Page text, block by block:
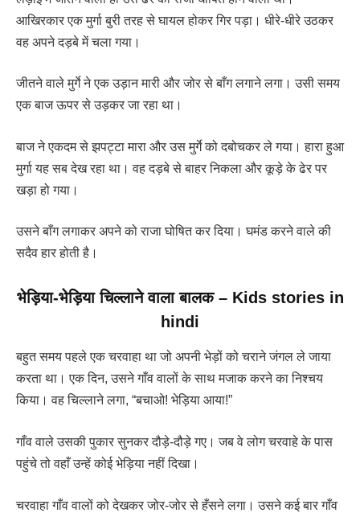
आखिरकार एक मुर्गा बुरी तरह से घायल होकर गिर पड़ा। धीरे-धीरे उठकर
वह अपने दड़बे में चला गया।
जीतने वाले मुर्गे ने एक उड़ान मारी और जोर से बाँग लगाने लगा। उसी समय
एक बाज ऊपर से उड़कर जा रहा था।
बाज ने एकदम से झपट्टा मारा और उस मुर्गे को दबोचकर ले गया। हारा हुआ
मुर्गा यह सब देख रहा था। वह दड़बे से बाहर निकला और कूड़े के ढेर पर
खड़ा हो गया।
उसने बाँग लगाकर अपने को राजा घोषित कर दिया। घमंड करने वाले की
सदैव हार होती है।
भेड़िया-भेड़िया चिल्लाने वाला बालक – Kids stories in
hindi
बहुत समय पहले एक चरवाहा था जो अपनी भेड़ों को चराने जंगल ले जाया
करता था। एक दिन, उसने गाँव वालों के साथ मजाक करने का निश्चय
किया। वह चिल्लाने लगा, “बचाओ! भेड़िया आया!”
गाँव वाले उसकी पुकार सुनकर दौड़े-दौड़े गए। जब वे लोग चरवाहे के पास
पहुंचे तो वहाँ उन्हें कोई भेड़िया नहीं दिखा।
चरवाहा गाँव वालों को देखकर जोर-जोर से हँसने लगा। उसने कई बार गाँव